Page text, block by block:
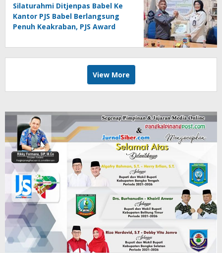
Silaturahmi Ditjenpas Babel Ke
Kantor PJS Babel Berlangsung
Penuh Keakraban, PJS Award
Agustina
View More